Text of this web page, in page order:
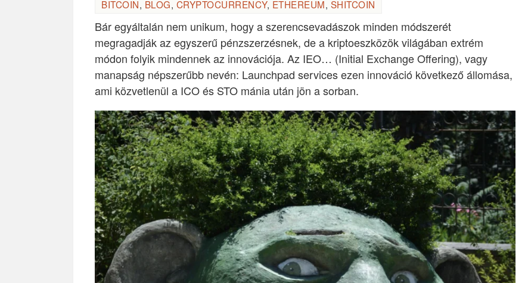
BITCOIN, BLOG, CRYPTOCURRENCY, ETHEREUM, SHITCOIN
Bár egyáltalán nem unikum, hogy a szerencsevadászok minden módszerét
megragadják az egyszerű pénzszerzésnek, de a kriptoeszközök világában extrém
módon folyik mindennek az innovációja. Az IEO… (Initial Exchange Offering), vagy
manapság népszerűbb nevén: Launchpad services ezen innováció következő állomása,
ami közvetlenül a ICO és STO mánia után jön a sorban.